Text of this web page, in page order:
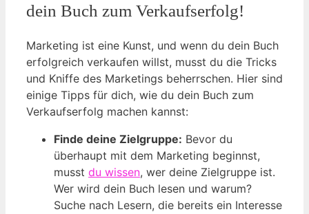
dein Buch zum Verkaufserfolg!
Marketing ist eine Kunst, und wenn du dein Buch
erfolgreich verkaufen willst, musst du die Tricks
und Kniffe des Marketings beherrschen. Hier sind
einige Tipps für dich, wie du dein Buch zum
Verkaufserfolg machen kannst:
Finde deine Zielgruppe: Bevor du
überhaupt mit dem Marketing beginnst,
musst du wissen, wer deine Zielgruppe ist.
Wer wird dein Buch lesen und warum?
Suche nach Lesern, die bereits ein Interesse